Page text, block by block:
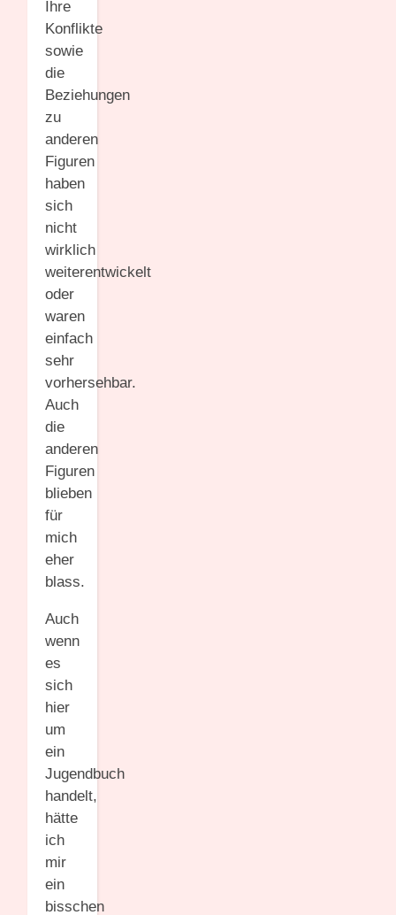
Ihre
Konflikte
sowie
die
Beziehungen
zu
anderen
Figuren
haben
sich
nicht
wirklich
weiterentwickelt
oder
waren
einfach
sehr
vorhersehbar.
Auch
die
anderen
Figuren
blieben
für
mich
eher
blass.
Auch
wenn
es
sich
hier
um
ein
Jugendbuch
handelt,
hätte
ich
mir
ein
bisschen